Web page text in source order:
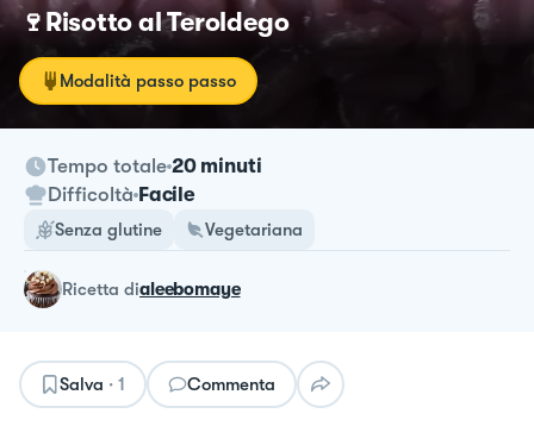
🍷Risotto al Teroldego
Modalità passo passo
Tempo totale 20 minuti
Difficoltà Facile
Senza glutine Vegetariana
ricetta dialeebomaye
Salva · 1 Commenta